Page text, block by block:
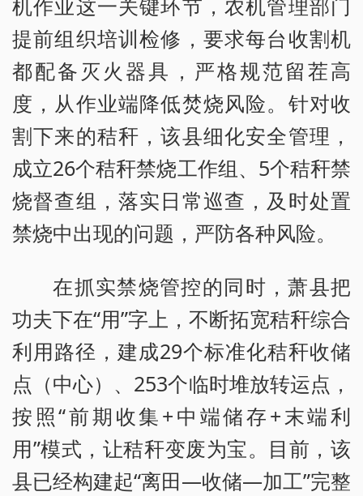
机作业这一关键环节，农机管理部门
提前组织培训检修，要求每台收割机
都配备灭火器具，严格规范留茬高
度，从作业端降低焚烧风险。针对收
割下来的秸秆，该县细化安全管理，
成立26个秸秆禁烧工作组、5个秸秆禁
烧督查组，落实日常巡查，及时处置
禁烧中出现的问题，严防各种风险。
在抓实禁烧管控的同时，萧县把
功夫下在“用”字上，不断拓宽秸秆综合
利用路径，建成29个标准化秸秆收储
点（中心）、253个临时堆放转运点，
按照“前期收集+中端储存+末端利
用”模式，让秸秆变废为宝。目前，该
县已经构建起“离田—收储—加工”完整